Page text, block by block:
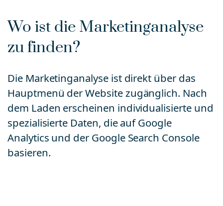
Wo ist die Marketinganalyse
zu finden?
Die Marketinganalyse ist direkt über das
Hauptmenü der Website zugänglich. Nach
dem Laden erscheinen individualisierte und
spezialisierte Daten, die auf Google
Analytics und der Google Search Console
basieren.